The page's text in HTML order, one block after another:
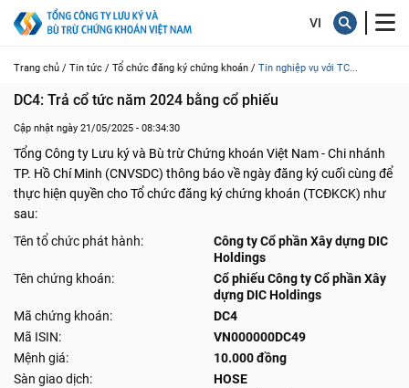
Trang chủ / Tin tức / Tổ chức đăng ký chứng khoán / Tin nghiệp vụ với TC...
DC4: Trả cổ tức năm 2024 bằng cổ phiếu
Cập nhật ngày 21/05/2025 - 08:34:30
Tổng Công ty Lưu ký và Bù trừ Chứng khoán Việt Nam - Chi nhánh
TP. Hồ Chí Minh (CNVSDC) thông báo về ngày đăng ký cuối cùng để
thực hiện quyền cho Tổ chức đăng ký chứng khoán (TCĐKCK) như
sau:
Tên tổ chức phát hành:
Công ty Cổ phần Xây dựng DIC
Holdings
Tên chứng khoán:
Cổ phiếu Công ty Cổ phần Xây
dựng DIC Holdings
Mã chứng khoán:
DC4
Mã ISIN:
VN000000DC49
Mệnh giá:
10.000 đồng
Sàn giao dịch:
HOSE